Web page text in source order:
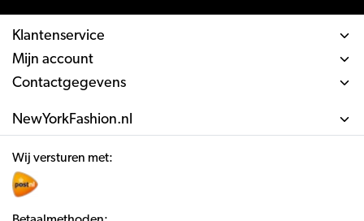
Klantenservice
Mijn account
Contactgegevens
NewYorkFashion.nl
Wij versturen met: